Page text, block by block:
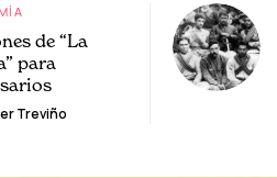
de “La
para
Treviño